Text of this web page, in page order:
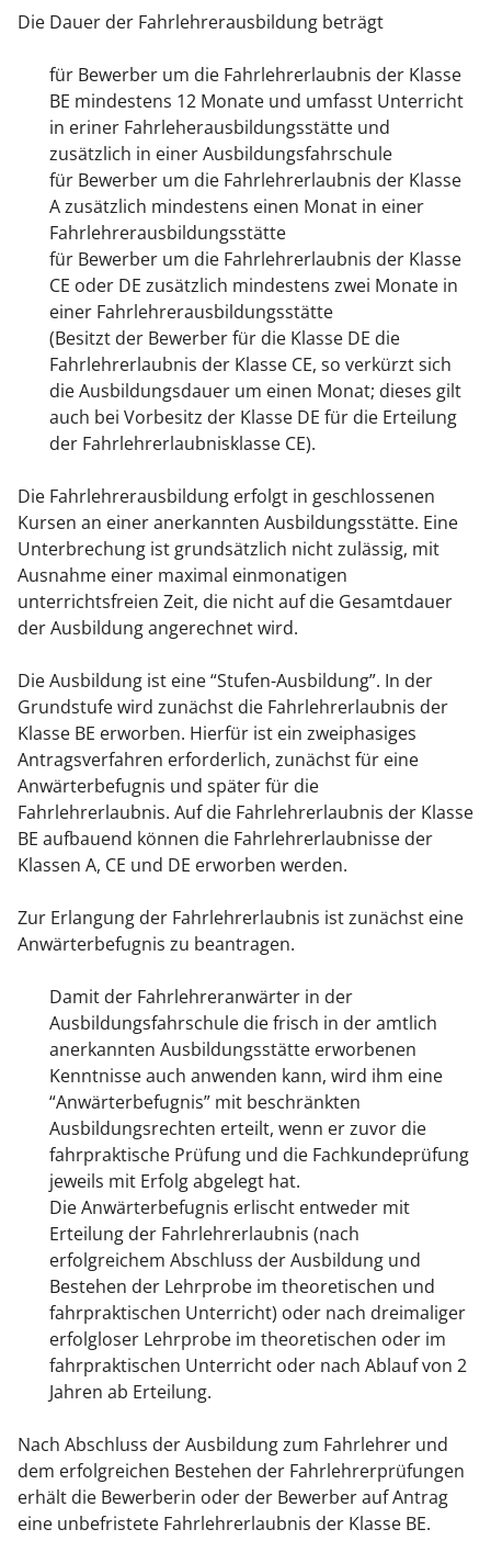
Die Dauer der Fahrlehrerausbildung beträgt
für Bewerber um die Fahrlehrerlaubnis der Klasse
BE mindestens 12 Monate und umfasst Unterricht
in eriner Fahrleherausbildungsstätte und
zusätzlich in einer Ausbildungsfahrschule
für Bewerber um die Fahrlehrerlaubnis der Klasse
A zusätzlich mindestens einen Monat in einer
Fahrlehrerausbildungsstätte
für Bewerber um die Fahrlehrerlaubnis der Klasse
CE oder DE zusätzlich mindestens zwei Monate in
einer Fahrlehrerausbildungsstätte
(Besitzt der Bewerber für die Klasse DE die
Fahrlehrerlaubnis der Klasse CE, so verkürzt sich
die Ausbildungsdauer um einen Monat; dieses gilt
auch bei Vorbesitz der Klasse DE für die Erteilung
der Fahrlehrerlaubnisklasse CE).
Die Fahrlehrerausbildung erfolgt in geschlossenen
Kursen an einer anerkannten Ausbildungsstätte. Eine
Unterbrechung ist grundsätzlich nicht zulässig, mit
Ausnahme einer maximal einmonatigen
unterrichtsfreien Zeit, die nicht auf die Gesamtdauer
der Ausbildung angerechnet wird.
Die Ausbildung ist eine “Stufen-Ausbildung”. In der
Grundstufe wird zunächst die Fahrlehrerlaubnis der
Klasse BE erworben. Hierfür ist ein zweiphasiges
Antragsverfahren erforderlich, zunächst für eine
Anwärterbefugnis und später für die
Fahrlehrerlaubnis. Auf die Fahrlehrerlaubnis der Klasse
BE aufbauend können die Fahrlehrerlaubnisse der
Klassen A, CE und DE erworben werden.
Zur Erlangung der Fahrlehrerlaubnis ist zunächst eine
Anwärterbefugnis zu beantragen.
Damit der Fahrlehreranwärter in der
Ausbildungsfahrschule die frisch in der amtlich
anerkannten Ausbildungsstätte erworbenen
Kenntnisse auch anwenden kann, wird ihm eine
“Anwärterbefugnis” mit beschränkten
Ausbildungsrechten erteilt, wenn er zuvor die
fahrpraktische Prüfung und die Fachkundeprüfung
jeweils mit Erfolg abgelegt hat.
Die Anwärterbefugnis erlischt entweder mit
Erteilung der Fahrlehrerlaubnis (nach
erfolgreichem Abschluss der Ausbildung und
Bestehen der Lehrprobe im theoretischen und
fahrpraktischen Unterricht) oder nach dreimaliger
erfolgloser Lehrprobe im theoretischen oder im
fahrpraktischen Unterricht oder nach Ablauf von 2
Jahren ab Erteilung.
Nach Abschluss der Ausbildung zum Fahrlehrer und
dem erfolgreichen Bestehen der Fahrlehrerprüfungen
erhält die Bewerberin oder der Bewerber auf Antrag
eine unbefristete Fahrlehrerlaubnis der Klasse BE.